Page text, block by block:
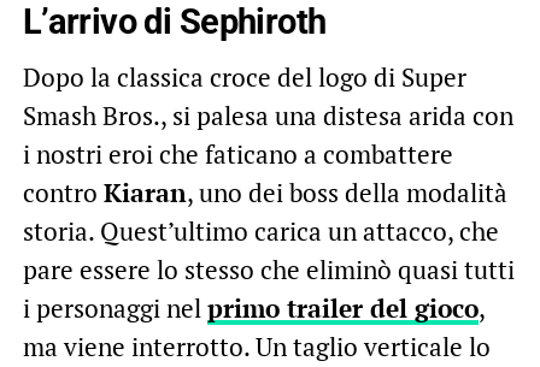
L’arrivo di Sephiroth
Dopo la classica croce del logo di Super
Smash Bros., si palesa una distesa arida con
i nostri eroi che faticano a combattere
contro Kiaran, uno dei boss della modalità
storia. Quest’ultimo carica un attacco, che
pare essere lo stesso che eliminò quasi tutti
i personaggi nelprimo trailer del gioco,
ma viene interrotto. Un taglio verticale lo